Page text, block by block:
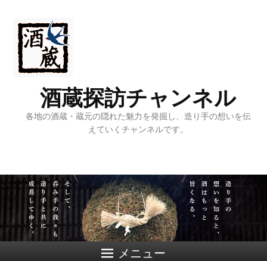
酒蔵探訪チャンネル
各地の酒蔵・蔵元の隠れた魅力を発掘し、造り手の想いを伝
えていくチャンネルです。
メニュー